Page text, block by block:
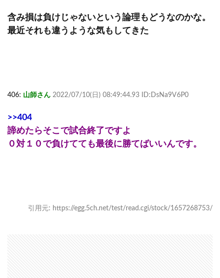
含み損は負けじゃないという論理もどうなのかな。
最近それも違うような気もしてきた
406: 山師さん 2022/07/10(日) 08:49:44.93 ID:DsNa9V6P0
>>404
諦めたらそこで試合終了ですよ
０対１０で負けてても最後に勝てばいいんです。
引用元: https://egg.5ch.net/test/read.cgi/stock/1657268753/